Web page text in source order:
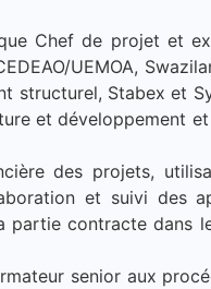
Chef de projet et
UEMOA,
structurel, Stabex et
et développement
des projets,
et suivi des
contracte dans
senior aux